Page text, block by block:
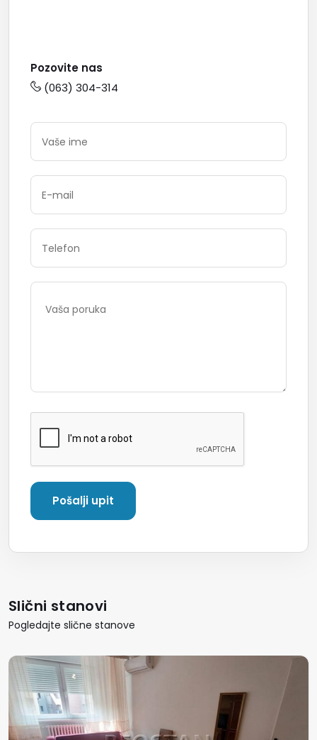
Pozovite nas
(063) 304-314
Slični stanovi
Pogledajte slične stanove